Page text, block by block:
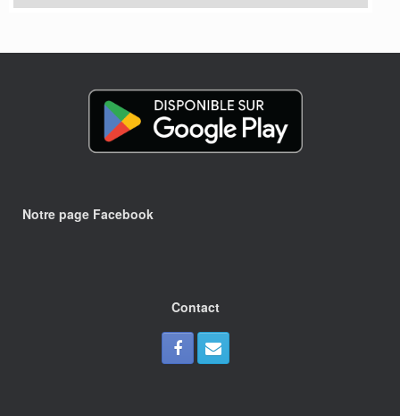
Notre page Facebook
Contact